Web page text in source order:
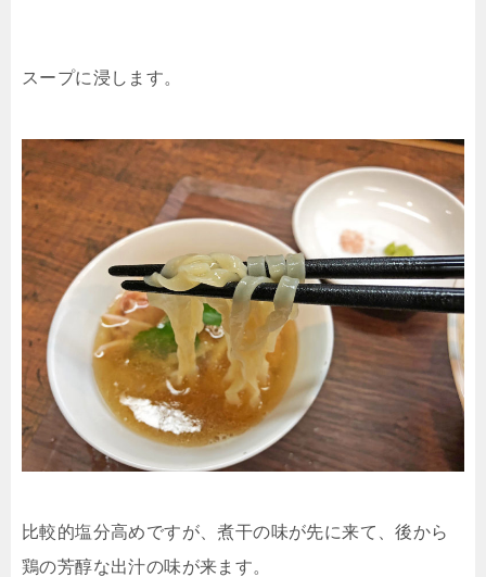
スープに浸します。
比較的塩分高めですが、煮干の味が先に来て、後から
鶏の芳醇な出汁の味が来ます。